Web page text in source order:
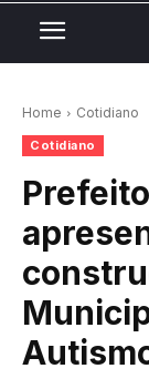
Home Cotidiano
Cotidiano